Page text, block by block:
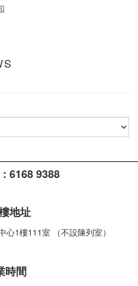
: 6168 9388
地址
1樓111室 （不設陳列室）
時間